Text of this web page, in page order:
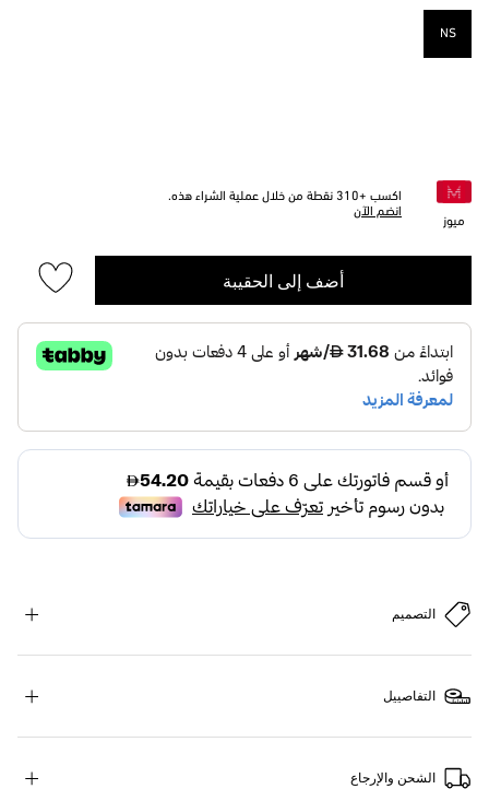
NS
ميوز
اكسب +310 نقطة من خلال عملية الشراء هذه.
انضم الآن
أضف إلى الحقيبة
التصميم
التفاصييل
الشحن والإرجاع